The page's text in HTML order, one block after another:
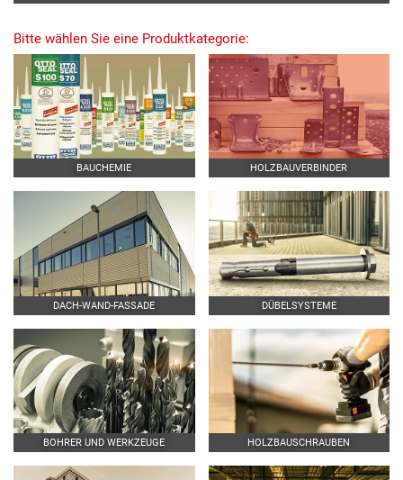
Bitte wählen Sie eine Produktkategorie:
BAUCHEMIE HOLZBAUVERBINDER
DACH-WAND-FASSADE DÜBELSYSTEME
BOHRER UND WERKZEUGE HOLZBAUSCHRAUBEN